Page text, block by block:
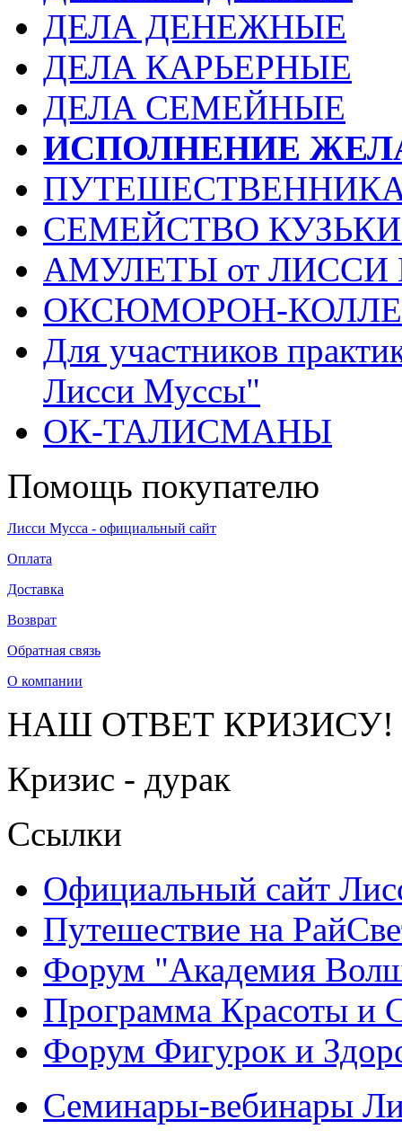
ДЕЛА ДЕНЕЖНЫЕ
ДЕЛА КАРЬЕРНЫЕ
ДЕЛА СЕМЕЙНЫЕ
ИСПОЛНЕНИЕ
СЕМЕЙСТВО
АМУЛЕТЫ от
ОКСЮМОРОН-
Для участников
Лисси Муссы"
ОК-ТАЛИСМАНЫ
Помощь покупателю
Лисси Мусса - официальный сайт
Оплата
Доставка
Возврат
Обратная связь
О компании
НАШ ОТВЕТ КРИЗИСУ!
Кризис - дурак
Ссылки
Официальный сайт
Путешествие на
Форум "Академия
Программа Красоты и
Форум Фигурок и
Семинары-вебинары